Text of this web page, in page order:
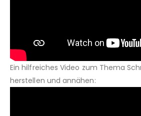
Ein hilfreiches Video zum Thema
herstellen und annähen: